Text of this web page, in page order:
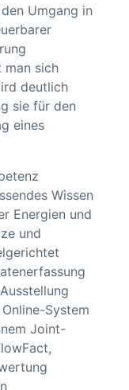
Umgang in
man sich
deutlich
sie für den
eines
Wissen
Energien und
und
System
Joint-